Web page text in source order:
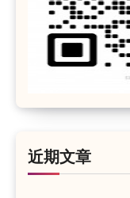
近期文章